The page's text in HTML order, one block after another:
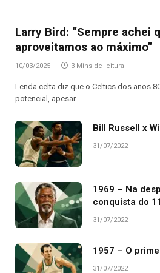
Larry Bird: “Sempre achei
aproveitamos ao máximo”
10/03/2025 3 Mins de leitura
Lenda celta diz que o Celtics dos anos
potencial, apesar…
Bill Russell x
31/07/2022
1969 – Na
conquista do
31/07/2022
1957 – O
31/07/2022